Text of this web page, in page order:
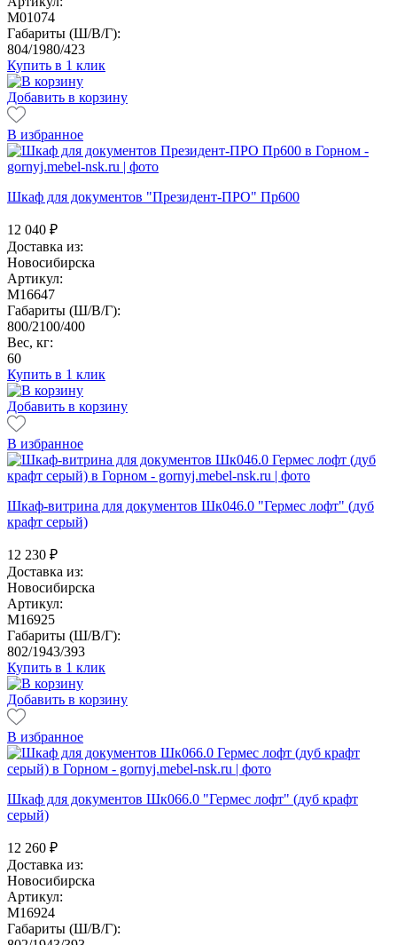
M01074
Габариты (Ш/В/Г):
804/1980/423
Купить в 1 клик
Добавить в корзину
В избранное
Шкаф для документов "Президент-ПРО" Пр600
12 040 ₽
Доставка из:
Новосибирска
Артикул:
M16647
Габариты (Ш/В/Г):
800/2100/400
Вес, кг:
60
Купить в 1 клик
Добавить в корзину
В избранное
Шкаф-витрина для документов Шк046.0 "Гермес лофт" (дуб
крафт серый)
12 230 ₽
Доставка из:
Новосибирска
Артикул:
M16925
Габариты (Ш/В/Г):
802/1943/393
Купить в 1 клик
Добавить в корзину
В избранное
Шкаф для документов Шк066.0 "Гермес лофт" (дуб крафт
серый)
12 260 ₽
Доставка из:
Новосибирска
Артикул:
M16924
Габариты (Ш/В/Г):